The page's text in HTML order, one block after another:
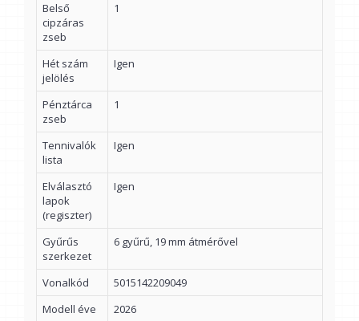
Belső
cipzáras
zseb
1
Hét szám
jelölés
Igen
Pénztárca
zseb
1
Tennivalók
lista
Igen
Elválasztó
lapok
(regiszter)
Igen
Gyűrűs
szerkezet
6 gyűrű, 19 mm átmérővel
Vonalkód
5015142209049
Modell éve
2026